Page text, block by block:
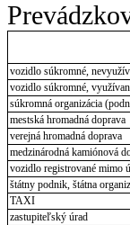
vozidlo súkromné,
vozidlo súkromné,
súkromná organizácia
mestská hromadná doprava
verejná hromadná doprava
medzinárodná kamiónová
vozidlo registrované mimo
štátny podnik, štátna
TAXI
zastupiteľský úrad